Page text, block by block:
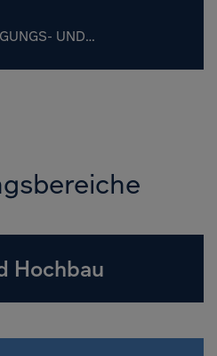
UND
Hochbau